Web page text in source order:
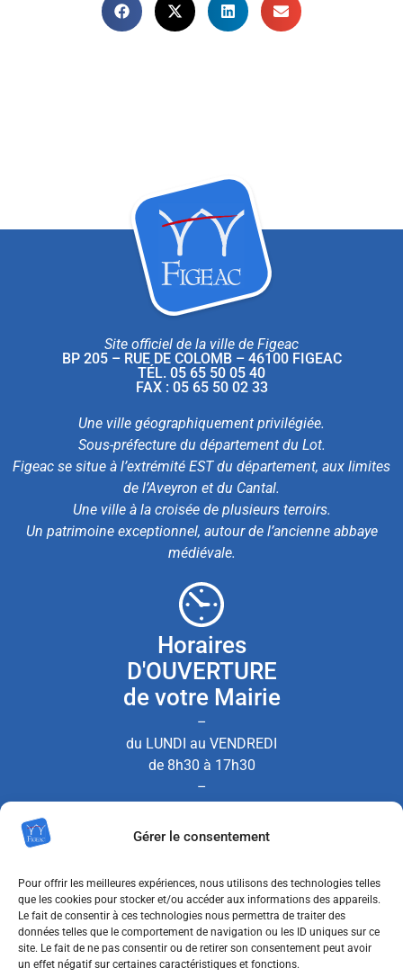
Gérer le consentement
Pour offrir les meilleures expériences, nous utilisons des technologies telles
que les cookies pour stocker et/ou accéder aux informations des appareils.
Le fait de consentir à ces technologies nous permettra de traiter des
données telles que le comportement de navigation ou les ID uniques sur ce
site. Le fait de ne pas consentir ou de retirer son consentement peut avoir
un effet négatif sur certaines caractéristiques et fonctions.
Site officiel de la ville de Figeac
BP 205 – RUE DE COLOMB – 46100 FIGEAC
TÉL. 05 65 50 05 40
FAX : 05 65 50 02 33
Une ville géographiquement privilégiée.
Sous-préfecture du département du Lot.
Figeac se situe à l’extrémité EST du département, aux limites
de l’Aveyron et du Cantal.
Une ville à la croisée de plusieurs terroirs.
Un patrimoine exceptionnel, autour de l’ancienne abbaye
médiévale.
Horaires
D'OUVERTURE
de votre Mairie
–
du LUNDI au VENDREDI
de 8h30 à 17h30
–
Nous contacter